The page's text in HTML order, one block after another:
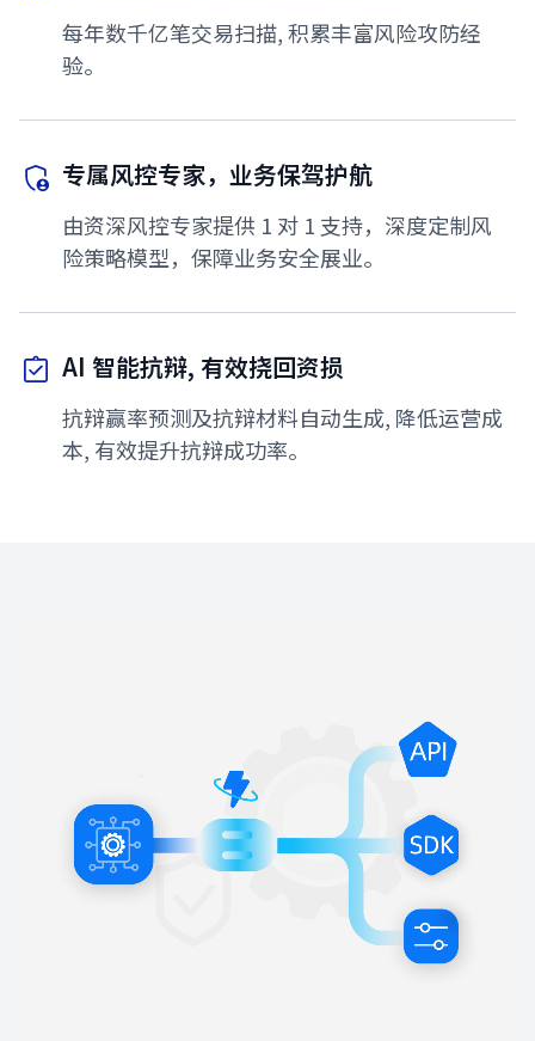
每年数千亿笔交易扫描, 积累丰富风险攻防经
验。
专属风控专家，业务保驾护航
由资深风控专家提供 1 对 1 支持，深度定制风
险策略模型，保障业务安全展业。
AI 智能抗辩, 有效挠回资损
抗辩赢率预测及抗辩材料自动生成, 降低运营成
本, 有效提升抗辩成功率。